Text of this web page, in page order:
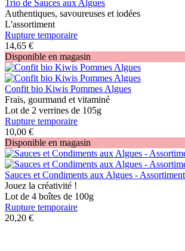
Trio de Sauces aux Algues
Authentiques, savoureuses et iodées
L'assortiment
Rupture temporaire
14,65 €
Disponible en magasin
Confit bio Kiwis Pommes Algues
Frais, gourmand et vitaminé
Lot de 2 verrines de 105g
Rupture temporaire
10,00 €
Disponible en magasin
Sauces et Condiments aux Algues -
Jouez la créativité !
Lot de 4 boîtes de 100g
Rupture temporaire
20,20 €